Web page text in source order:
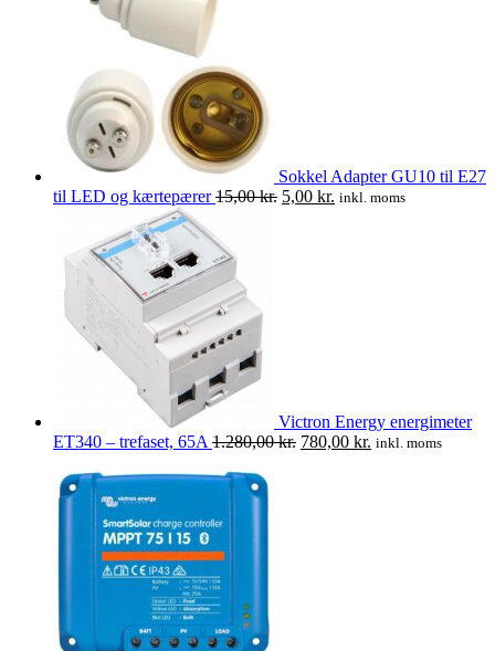
Sokkel Adapter GU10 til E27
til LED og kærtepærer 15,00kr. Den
5,00 kr. Den
inkl. moms
Victron Energy energimeter
ET340 – trefaset, 65A 1.280,00kr. Den
780,00 kr. Den
inkl. moms